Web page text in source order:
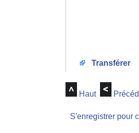
Transférer
Haut
S'enregistrer pour